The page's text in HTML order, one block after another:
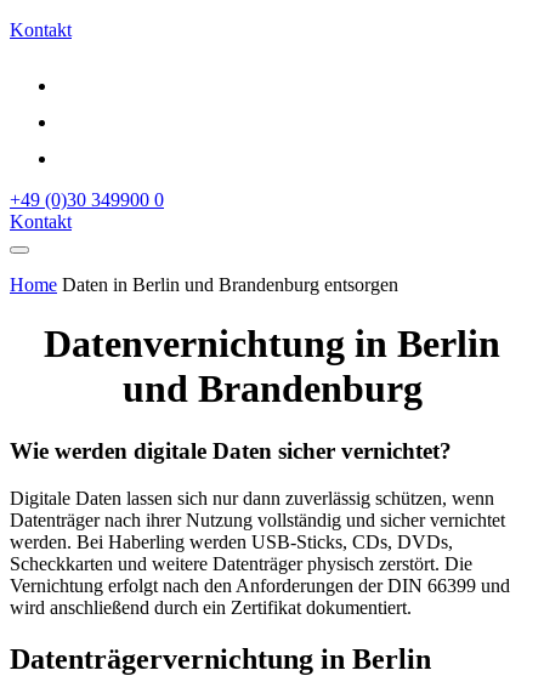
Kontakt
+49 (0)30 349900 0
Kontakt
Home Daten in Berlin und Brandenburg entsorgen
Datenvernichtung in Berlin
und Brandenburg
Wie werden digitale Daten sicher vernichtet?
Digitale Daten lassen sich nur dann zuverlässig schützen, wenn
Datenträger nach ihrer Nutzung vollständig und sicher vernichtet
werden. Bei Haberling werden USB-Sticks, CDs, DVDs,
Scheckkarten und weitere Datenträger physisch zerstört. Die
Vernichtung erfolgt nach den Anforderungen der DIN 66399 und
wird anschließend durch ein Zertifikat dokumentiert.
Datenträgervernichtung in Berlin